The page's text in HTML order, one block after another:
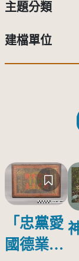
主題分類
建檔單位
「忠黨愛
國德業並